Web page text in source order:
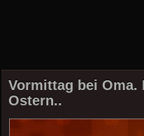
Vormittag bei
Ostern..